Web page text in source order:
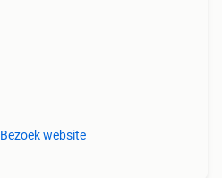
Bezoek website